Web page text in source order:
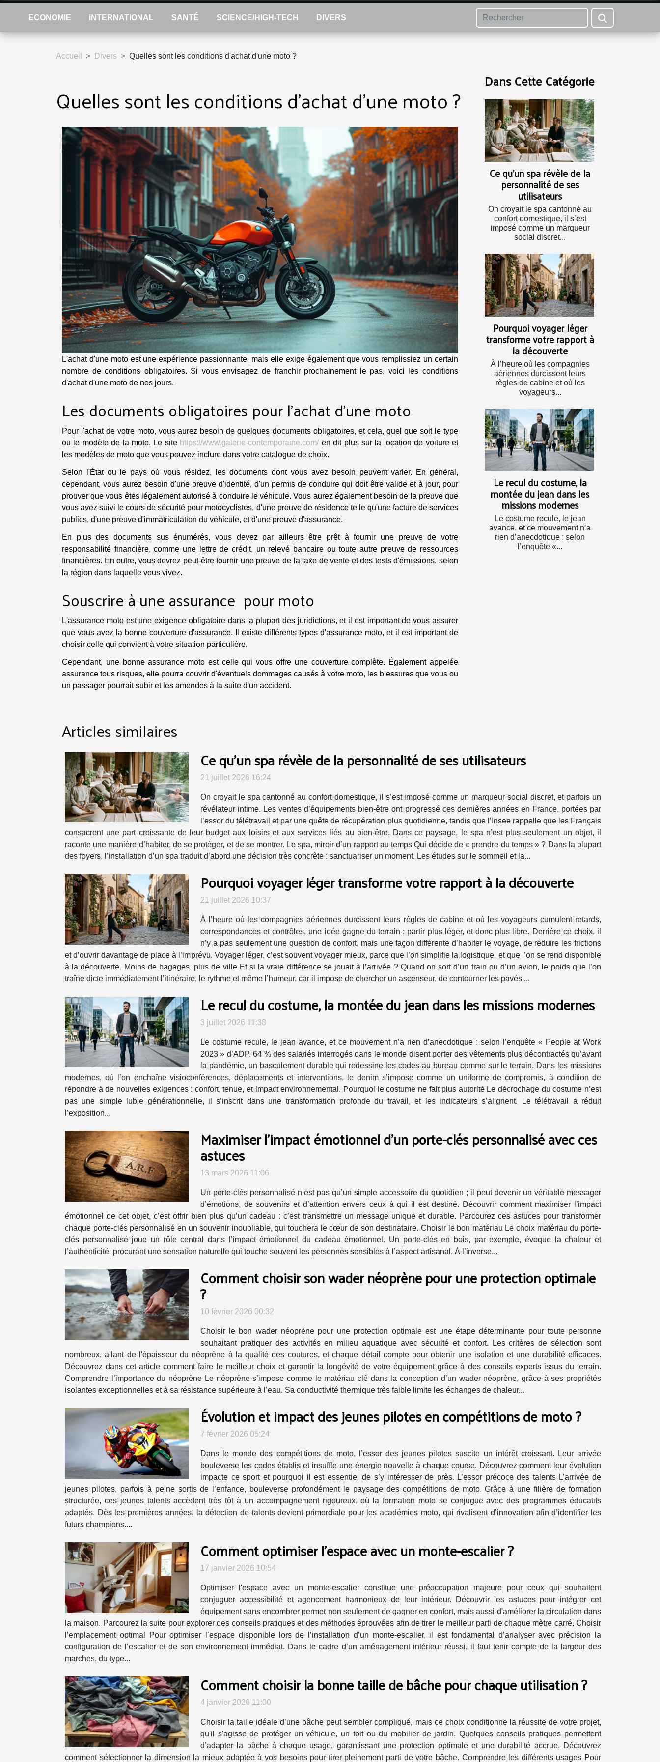
ECONOMIE INTERNATIONAL SANTÉ SCIENCE/HIGH-TECH DIVERS
Accueil Divers Quelles sont les conditions d'achat d'une moto ?
Quelles sont les conditions d'achat d'une moto ?
L'achat d'une moto est une expérience passionnante, mais elle exige également que vous remplissiez un certain
nombre de conditions obligatoires. Si vous envisagez de franchir prochainement le pas, voici les conditions
d'achat d'une moto de nos jours.
Les documents obligatoires pour l'achat d'une moto
Pour l'achat de votre moto, vous aurez besoin de quelques documents obligatoires, et cela, quel que soit le type
ou le modèle de la moto. Le site https://www.galerie-contemporaine.com/ en dit plus sur la location de voiture et
les modèles de moto que vous pouvez inclure dans votre catalogue de choix.
Selon l'État ou le pays où vous résidez, les documents dont vous avez besoin peuvent varier. En général,
cependant, vous aurez besoin d'une preuve d'identité, d'un permis de conduire qui doit être valide et à jour, pour
prouver que vous êtes légalement autorisé à conduire le véhicule. Vous aurez également besoin de la preuve que
vous avez suivi le cours de sécurité pour motocyclistes, d'une preuve de résidence telle qu'une facture de services
publics, d'une preuve d'immatriculation du véhicule, et d'une preuve d'assurance.
En plus des documents sus énumérés, vous devez par ailleurs être prêt à fournir une preuve de votre
responsabilité financière, comme une lettre de crédit, un relevé bancaire ou toute autre preuve de ressources
financières. En outre, vous devrez peut-être fournir une preuve de la taxe de vente et des tests d'émissions, selon
la région dans laquelle vous vivez.
Souscrire à une assurance pour moto
L'assurance moto est une exigence obligatoire dans la plupart des juridictions, et il est important de vous assurer
que vous avez la bonne couverture d'assurance. Il existe différents types d'assurance moto, et il est important de
choisir celle qui convient à votre situation particulière.
Cependant, une bonne assurance moto est celle qui vous offre une couverture complète. Également appelée
assurance tous risques, elle pourra couvrir d'éventuels dommages causés à votre moto, les blessures que vous ou
un passager pourrait subir et les amendes à la suite d'un accident.
Dans Cette Catégorie
Ce qu’un spa révèle de la
personnalité de ses
utilisateurs
On croyait le spa cantonné au
confort domestique, il s’est
imposé comme un marqueur
social discret...
Pourquoi voyager léger
transforme votre rapport à
la découverte
À l’heure où les compagnies
aériennes durcissent leurs
règles de cabine et où les
voyageurs...
Le recul du costume, la
montée du jean dans les
missions modernes
Le costume recule, le jean
avance, et ce mouvement n’a
rien d’anecdotique : selon
l’enquête «...
Articles similaires
Ce qu’un spa révèle de la personnalité de ses utilisateurs
21 juillet 2026 16:24
On croyait le spa cantonné au confort domestique, il s’est imposé comme un marqueur social discret, et parfois un
révélateur intime. Les ventes d’équipements bien-être ont progressé ces dernières années en France, portées par
l’essor du télétravail et par une quête de récupération plus quotidienne, tandis que l’Insee rappelle que les Français
consacrent une part croissante de leur budget aux loisirs et aux services liés au bien-être. Dans ce paysage, le spa n’est plus seulement un objet, il
raconte une manière d’habiter, de se protéger, et de se montrer. Le spa, miroir d’un rapport au temps Qui décide de « prendre du temps » ? Dans la plupart
des foyers, l’installation d’un spa traduit d’abord une décision très concrète : sanctuariser un moment. Les études sur le sommeil et la...
Pourquoi voyager léger transforme votre rapport à la découverte
21 juillet 2026 10:37
À l’heure où les compagnies aériennes durcissent leurs règles de cabine et où les voyageurs cumulent retards,
correspondances et contrôles, une idée gagne du terrain : partir plus léger, et donc plus libre. Derrière ce choix, il
n’y a pas seulement une question de confort, mais une façon différente d’habiter le voyage, de réduire les frictions
et d’ouvrir davantage de place à l’imprévu. Voyager léger, c’est souvent voyager mieux, parce que l’on simplifie la logistique, et que l’on se rend disponible
à la découverte. Moins de bagages, plus de ville Et si la vraie différence se jouait à l’arrivée ? Quand on sort d’un train ou d’un avion, le poids que l’on
traîne dicte immédiatement l’itinéraire, le rythme et même l’humeur, car il impose de chercher un ascenseur, de contourner les pavés,...
Le recul du costume, la montée du jean dans les missions modernes
3 juillet 2026 11:38
Le costume recule, le jean avance, et ce mouvement n’a rien d’anecdotique : selon l’enquête « People at Work
2023 » d’ADP, 64 % des salariés interrogés dans le monde disent porter des vêtements plus décontractés qu’avant
la pandémie, un basculement durable qui redessine les codes au bureau comme sur le terrain. Dans les missions
modernes, où l’on enchaîne visioconférences, déplacements et interventions, le denim s’impose comme un uniforme de compromis, à condition de
répondre à de nouvelles exigences : confort, tenue, et impact environnemental. Pourquoi le costume ne fait plus autorité Le décrochage du costume n’est
pas une simple lubie générationnelle, il s’inscrit dans une transformation profonde du travail, et les indicateurs s’alignent. Le télétravail a réduit
l’exposition...
Maximiser l'impact émotionnel d'un porte-clés personnalisé avec ces
astuces
13 mars 2026 11:06
Un porte-clés personnalisé n’est pas qu’un simple accessoire du quotidien ; il peut devenir un véritable messager
d’émotions, de souvenirs et d’attention envers ceux à qui il est destiné. Découvrir comment maximiser l’impact
émotionnel de cet objet, c’est offrir bien plus qu’un cadeau : c’est transmettre un message unique et durable. Parcourez ces astuces pour transformer
chaque porte-clés personnalisé en un souvenir inoubliable, qui touchera le cœur de son destinataire. Choisir le bon matériau Le choix matériau du porte-
clés personnalisé joue un rôle central dans l’impact émotionnel du cadeau émotionnel. Un porte-clés en bois, par exemple, évoque la chaleur et
l’authenticité, procurant une sensation naturelle qui touche souvent les personnes sensibles à l’aspect artisanal. À l’inverse...
Comment choisir son wader néoprène pour une protection optimale
?
10 février 2026 00:32
Choisir le bon wader néoprène pour une protection optimale est une étape déterminante pour toute personne
souhaitant pratiquer des activités en milieu aquatique avec sécurité et confort. Les critères de sélection sont
nombreux, allant de l'épaisseur du néoprène à la qualité des coutures, et chaque détail compte pour obtenir une isolation et une durabilité efficaces.
Découvrez dans cet article comment faire le meilleur choix et garantir la longévité de votre équipement grâce à des conseils experts issus du terrain.
Comprendre l’importance du néoprène Le néoprène s’impose comme le matériau clé dans la conception d’un wader néoprène, grâce à ses propriétés
isolantes exceptionnelles et à sa résistance supérieure à l’eau. Sa conductivité thermique très faible limite les échanges de chaleur...
Évolution et impact des jeunes pilotes en compétitions de moto ?
7 février 2026 05:24
Dans le monde des compétitions de moto, l’essor des jeunes pilotes suscite un intérêt croissant. Leur arrivée
bouleverse les codes établis et insuffle une énergie nouvelle à chaque course. Découvrez comment leur évolution
impacte ce sport et pourquoi il est essentiel de s’y intéresser de près. L’essor précoce des talents L’arrivée de
jeunes pilotes, parfois à peine sortis de l’enfance, bouleverse profondément le paysage des compétitions de moto. Grâce à une filière de formation
structurée, ces jeunes talents accèdent très tôt à un accompagnement rigoureux, où la formation moto se conjugue avec des programmes éducatifs
adaptés. Dès les premières années, la détection de talents devient primordiale pour les académies moto, qui rivalisent d’innovation afin d’identifier les
futurs champions....
Comment optimiser l'espace avec un monte-escalier ?
17 janvier 2026 10:54
Optimiser l'espace avec un monte-escalier constitue une préoccupation majeure pour ceux qui souhaitent
conjuguer accessibilité et agencement harmonieux de leur intérieur. Découvrir les astuces pour intégrer cet
équipement sans encombrer permet non seulement de gagner en confort, mais aussi d'améliorer la circulation dans
la maison. Parcourez la suite pour explorer des conseils pratiques et des méthodes éprouvées afin de tirer le meilleur parti de chaque mètre carré. Choisir
l’emplacement optimal Pour optimiser l’espace disponible lors de l’installation d’un monte-escalier, il est fondamental d’analyser avec précision la
configuration de l’escalier et de son environnement immédiat. Dans le cadre d’un aménagement intérieur réussi, il faut tenir compte de la largeur des
marches, du type...
Comment choisir la bonne taille de bâche pour chaque utilisation ?
4 janvier 2026 11:00
Choisir la taille idéale d’une bâche peut sembler compliqué, mais ce choix conditionne la réussite de votre projet,
qu'il s'agisse de protéger un véhicule, un toit ou du mobilier de jardin. Quelques conseils pratiques permettent
d’adapter la bâche à chaque usage, garantissant une protection optimale et une durabilité accrue. Découvrez
comment sélectionner la dimension la mieux adaptée à vos besoins pour tirer pleinement parti de votre bâche. Comprendre les différents usages Pour